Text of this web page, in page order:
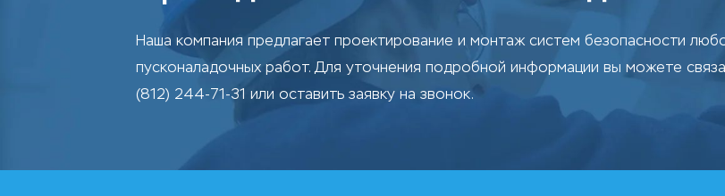
Наша компания предлагает проектирование и монтаж систем безопасности
пусконаладочных работ. Для уточнения подробной информации вы можете
(812) 244-71-31 или оставить заявку на звонок.